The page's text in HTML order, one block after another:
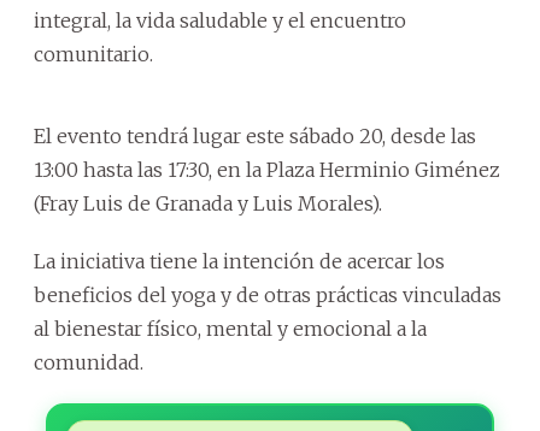
integral, la vida saludable y el encuentro
comunitario.
El evento tendrá lugar este sábado 20, desde las
13:00 hasta las 17:30, en la Plaza Herminio Giménez
(Fray Luis de Granada y Luis Morales).
La iniciativa tiene la intención de acercar los
beneficios del yoga y de otras prácticas vinculadas
al bienestar físico, mental y emocional a la
comunidad.